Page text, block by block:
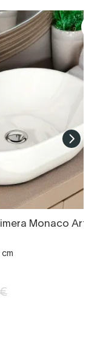
Monaco Art
cm